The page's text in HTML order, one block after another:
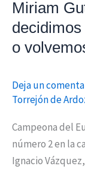
Miriam
o
Deja un
Torrejón de
Campeona del
número 2 en la
Ignacio
mediocre»